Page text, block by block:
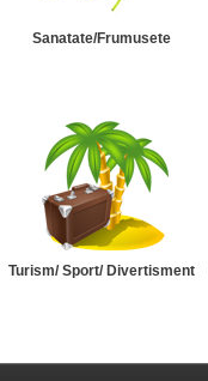
Sanatate/Frumusete
Turism/ Sport/ Divertisment